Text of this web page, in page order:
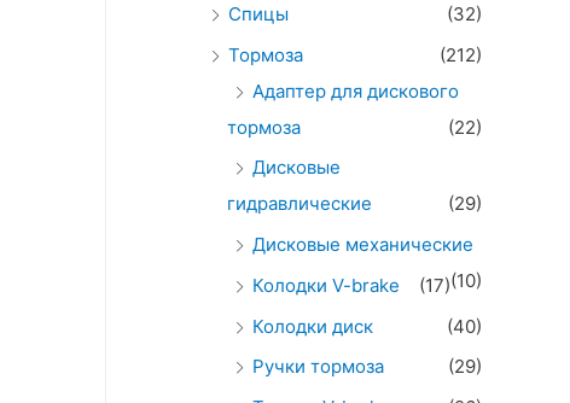
Спицы
(32)
Тормоза
(212)
Адаптер для дискового
тормоза
(22)
Дисковые
гидравлические
(29)
Дисковые механические
(10)
Колодки V-brake
(17)
Колодки диск
(40)
Ручки тормоза
(29)